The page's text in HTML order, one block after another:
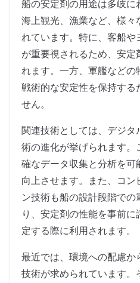
船の安定剤の用途は多岐
海上観光、漁業など、様々
れています。特に、客船
が重要視されるため、安
れます。一方、軍艦などの
戦術的な安定性を保持する
せん。
関連技術としては、デジ
術の進化が挙げられます
確なデータ収集と分析を
向上させます。また、コン
ン技術も船の設計段階で
り、安定剤の性能を事前
定する際に利用されます。
最近では、環境への配慮
技術が求められています。